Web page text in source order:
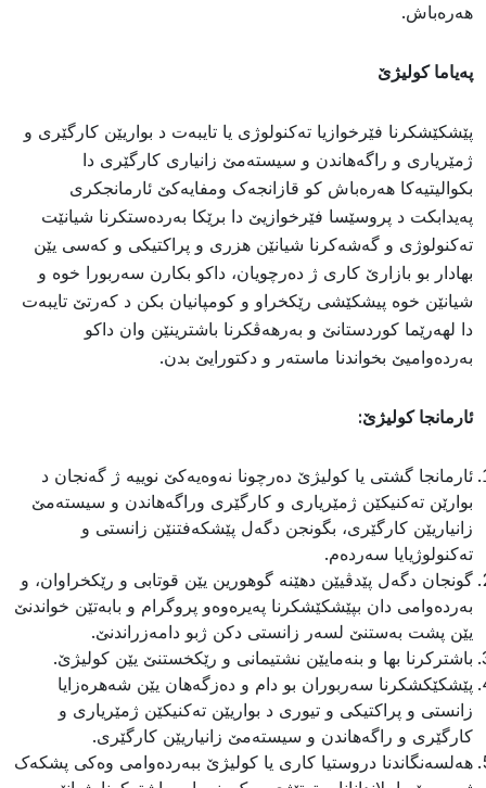
هەرەباش.
پەیاما کولیژێ
پێشکێشکرنا فێرخوازیا تەکنولوژی یا تایبەت د بواریێن کارگێری و
ژمێریارى و راگەهاندن و سیستەمێ زانیارى کارگێری دا
بکوالیتیەکا هەرەباش کو قازانجەک ومفایەکێ ئارمانجکرى
پەیدابکت د پروسێسا فێرخوازیێ دا برێکا بەردەستکرنا شیانێت
تەکنولوژی و گەشەکرنا شیانێن هزری و پراکتیکى و کەسى یێن
بهادار بو بازارێ کاری ژ دەرچویان، داکو بکارن سەربورا خوە و
شیانێن خوە پیشکێشى رێکخراو و کومپانیان بکن د کەرتێ تایبەت
دا لهەرێما کوردستانێ و بەرهەڤکرنا باشترینێن وان داکو
بەردەوامیێ بخواندنا ماستەر و دکتورایێ بدن.
ئارمانجا کولیژێ:
ئارمانجا گشتی یا کولیژێ دەرچونا نەوەیەکێ نوییە ژ گەنجان د
بوارێن تەکنیکێن ژمێریارى و کارگێری وراگەهاندن و سیستەمێ
زانیاریێن کارگێری، بگونجن دگەل پێشکەفتنێن زانستى و
تەکنولوژیایا سەردەم.
گونجان دگەل پێدڤیێن دهێنە گوهورین یێن قوتابى و رێکخراوان، و
بەردەوامى دان بپێشکێشکرنا پەیرەوەو پروگرام و بابەتێن خواندنێ
یێن پشت بەستنێ لسەر زانستى دکن ژبو دامەزراندنێ.
باشترکرنا بها و بنەمایێن نشتیمانى و رێکخستنێ یێن کولیژێ.
پێشکێکشکرنا سەربوران بو دام و دەزگەهان یێن شەهرەزایا
زانستى و پراکتیکى و تیورى د بواریێن تەکنیکێن ژمێریارى و
کارگێری و راگەهاندن و سیستەمێ زانیاریێن کارگێری.
هەلسەنگاندنا دروستیا کارى یا کولیژێ ببەردەوامى وەکى پشکەک